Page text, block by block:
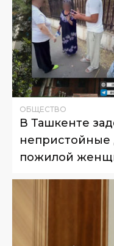
ОБЩЕСТВО
В Ташкенте
непристойные
пожилой